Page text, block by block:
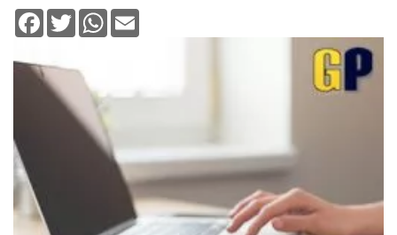
Facebook
TwitterWhatsApp